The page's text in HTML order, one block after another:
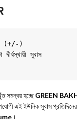
(+/-)
সুবাস
সমন্বয় হচ্ছেGREEN
এই ইউনিক সুবাস প্রতিদিনের
।